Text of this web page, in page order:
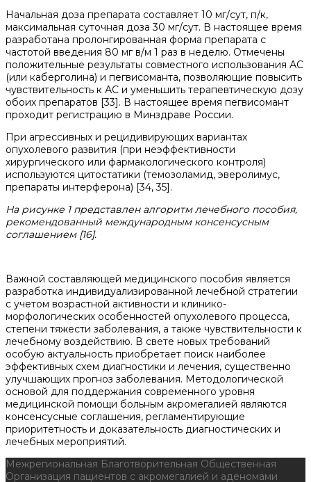
Начальная доза препарата составляет 10 мг/сут, п/к,
максимальная суточная доза 30 мг/сут. В настоящее время
разработана пролонгированная форма препарата с
частотой введения 80 мг в/м 1 раз в неделю. Отмечены
положительные результаты совместного использования АС
(или каберголина) и пегвисоманта, позволяющие повысить
чувствительность к АС и уменьшить терапевтическую дозу
обоих препаратов [33]. В настоящее время пегвисомант
проходит регистрацию в Минздраве России.
При агрессивных и рецидивирующих вариантах
опухолевого развития (при неэффективности
хирургического или фармакологического контроля)
используются цитостатики (темозоламид, эверолимус,
препараты интерферона) [34, 35].
На рисунке 1 представлен алгоритм лечебного пособия,
рекомендованный международным консенсусным
соглашением [16].
Важной составляющей медицинского пособия является
разработка индивидуализированной лечебной стратегии
с учетом возрастной активности и клинико-
морфологических особенностей опухолевого процесса,
степени тяжести заболевания, а также чувствительности к
лечебному воздействию. В свете новых требований
особую актуальность приобретает поиск наиболее
эффективных схем диагностики и лечения, существенно
улучшающих прогноз заболевания. Методологической
основой для поддержания современного уровня
медицинской помощи больным акромегалией являются
консенсусные соглашения, регламентирующие
приоритетность и доказательность диагностических и
лечебных мероприятий.
Межрегиональная Благотворительная Общественная
Организация пациентов с акромегалией и аденомами